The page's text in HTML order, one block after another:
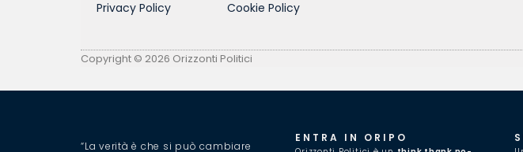
Privacy Policy Cookie Policy
Copyright © 2026 Orizzonti Politici
“La verità è che si può cambiare
ENTRA IN ORIPO